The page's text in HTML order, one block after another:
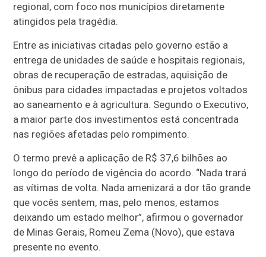
regional, com foco nos municípios diretamente
atingidos pela tragédia.
Entre as iniciativas citadas pelo governo estão a
entrega de unidades de saúde e hospitais regionais,
obras de recuperação de estradas, aquisição de
ônibus para cidades impactadas e projetos voltados
ao saneamento e à agricultura. Segundo o Executivo,
a maior parte dos investimentos está concentrada
nas regiões afetadas pelo rompimento.
O termo prevê a aplicação de R$ 37,6 bilhões ao
longo do período de vigência do acordo. “Nada trará
as vítimas de volta. Nada amenizará a dor tão grande
que vocês sentem, mas, pelo menos, estamos
deixando um estado melhor”, afirmou o governador
de Minas Gerais, Romeu Zema (Novo), que estava
presente no evento.